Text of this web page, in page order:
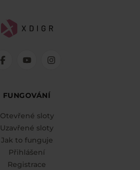
FUNGOVÁNÍ
Otevřené sloty
Uzavřené sloty
Jak to funguje
Přihlášení
Registrace